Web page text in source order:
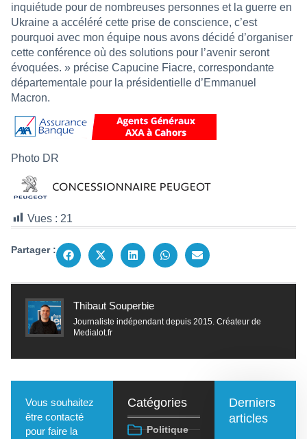
inquiétude pour de nombreuses personnes et la guerre en
Ukraine a accéléré cette prise de conscience, c’est
pourquoi avec mon équipe nous avons décidé d’organiser
cette conférence où des solutions pour l’avenir seront
évoquées. » précise Capucine Fiacre, correspondante
départementale pour la présidentielle d’Emmanuel
Macron.
Photo DR
Vues : 21
Partager :
Thibaut Souperbie
Journaliste indépendant depuis 2015. Créateur de
Medialot.fr
Vous souhaitez
être contacté
pour faire la
Catégories
Politique
Derniers
articles